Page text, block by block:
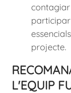
projecte.
L'EQUIP